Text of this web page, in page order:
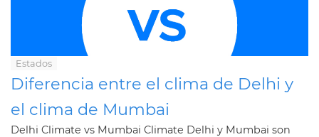
Estados
Diferencia entre el clima de Delhi y
el clima de Mumbai
Delhi Climate vs Mumbai Climate Delhi y Mumbai son